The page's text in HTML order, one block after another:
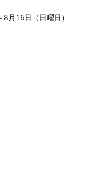
月16日（日曜日）